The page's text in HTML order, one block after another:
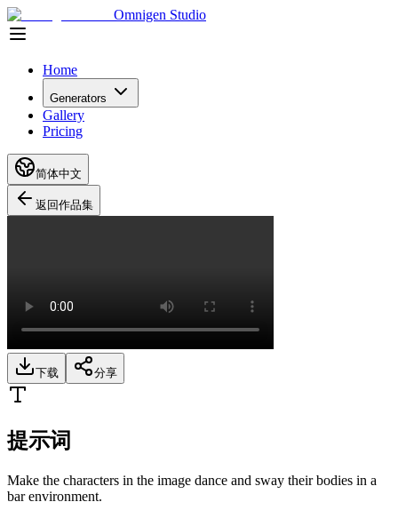
Omnigen Studio
Home
Generators
Gallery
Pricing
简体中文
返回作品集
下载 分享
提示词
Make the characters in the image dance and sway their bodies in a
bar environment.